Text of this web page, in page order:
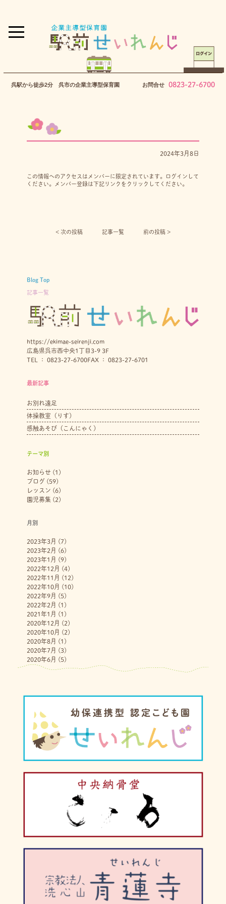
呉駅から徒歩2分 呉市の企業主導型保育園 お問合せ 0823-27-6700
2024年3月8日
この情報へのアクセスはメンバーに限定されています。ログインして
ください。メンバー登録は下記リンクをクリックしてください。
< 次の投稿︎ 記事一覧 前の投稿 >
Blog Top
記事一覧
https://ekimae-seirenji.com
広島県呉市西中央1丁目3-9 3F
TEL ： 0823-27-6700FAX ： 0823-27-6701
最新記事
お別れ遠足
体操教室（りす）
感触あそび（こんにゃく）
テーマ別
お知らせ(1)
ブログ (59)
レッスン (6)
園児募集 (2)
月別
2023年3月 (7)
2023年2月 (6)
2023年1月 (9)
2022年12月 (4)
2022年11月 (12)
2022年10月 (10)
2022年9月 (5)
2022年2月 (1)
2021年1月 (1)
2020年12月 (2)
2020年10月 (2)
2020年8月 (1)
2020年7月 (3)
2020年6月 (5)